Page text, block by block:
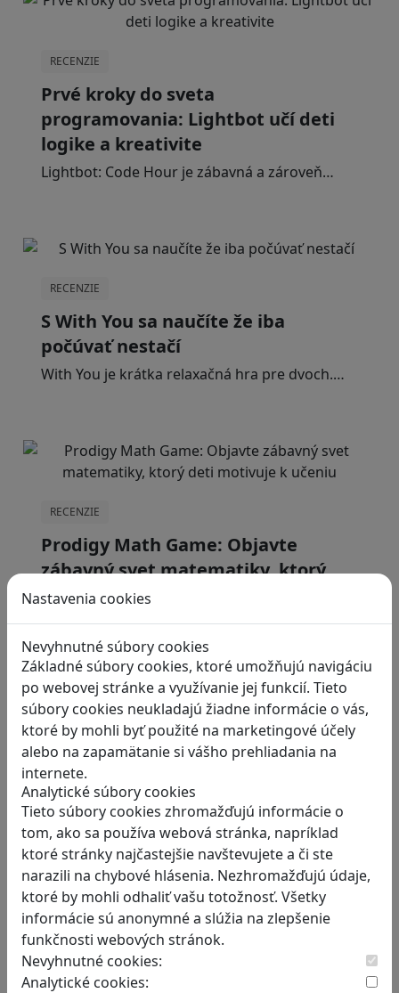
Nastavenia cookies
Nevyhnutné súbory cookies
Základné súbory cookies, ktoré umožňujú navigáciu
po webovej stránke a využívanie jej funkcií. Tieto
súbory cookies neukladajú žiadne informácie o vás,
ktoré by mohli byť použité na marketingové účely
alebo na zapamätanie si vášho prehliadania na
internete.
Analytické súbory cookies
Tieto súbory cookies zhromažďujú informácie o
tom, ako sa používa webová stránka, napríklad
ktoré stránky najčastejšie navštevujete a či ste
narazili na chybové hlásenia. Nezhromažďujú údaje,
ktoré by mohli odhaliť vašu totožnosť. Všetky
informácie sú anonymné a slúžia na zlepšenie
funkčnosti webových stránok.
Nevyhnutné cookies:
Analytické cookies:
RECENZIE
Prvé kroky do sveta
programovania: Lightbot učí deti
logike a kreativite
Lightbot: Code Hour je zábavná a zároveň…
RECENZIE
S With You sa naučíte že iba
počúvať nestačí
With You je krátka relaxačná hra pre dvoch.…
RECENZIE
Prodigy Math Game: Objavte
zábavný svet matematiky, ktorý
deti motivuje k učeniu
Prodigy Math Game je vzdelávacia hra, ktorá…
RECENZIE
Vzdelávacie dobrodružstvo:
Objavujte svet zvierat cez
interaktívnu hru Jak zvířata
fungují?
Hra „Jak zvířata fungují“ otvára deťom…